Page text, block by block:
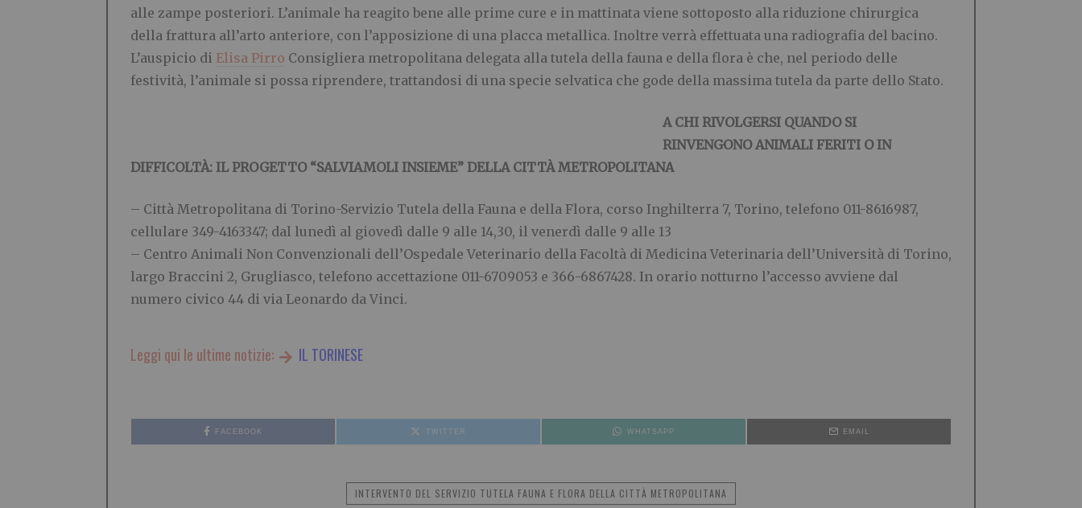
alle zampe posteriori. L’animale ha reagito bene alle prime cure e in mattinata viene sottoposto alla riduzione chirurgica
della frattura all’arto anteriore, con l’apposizione di una placca metallica. Inoltre verrà effettuata una radiografia del bacino.
L’auspicio di Elisa Pirro Consigliera metropolitana delegata alla tutela della fauna e della flora è che, nel periodo delle
festività, l’animale si possa riprendere, trattandosi di una specie selvatica che gode della massima tutela da parte dello Stato.
A CHI RIVOLGERSI QUANDO SI
RINVENGONO ANIMALI FERITI O IN
DIFFICOLTÀ: IL PROGETTO “SALVIAMOLI INSIEME” DELLA CITTÀ METROPOLITANA
– Città Metropolitana di Torino-Servizio Tutela della Fauna e della Flora, corso Inghilterra 7, Torino, telefono 011-8616987,
cellulare 349-4163347; dal lunedì al giovedì dalle 9 alle 14,30, il venerdì dalle 9 alle 13
– Centro Animali Non Convenzionali dell’Ospedale Veterinario della Facoltà di Medicina Veterinaria dell’Università di Torino,
largo Braccini 2, Grugliasco, telefono accettazione 011-6709053 e 366-6867428. In orario notturno l’accesso avviene dal
numero civico 44 di via Leonardo da Vinci.
Leggi qui le ultime notizie: IL TORINESE
FACEBOOK TWITTER WHATSAPP EMAIL
INTERVENTO DEL SERVIZIO TUTELA FAUNA E FLORA DELLA CITTÀ METROPOLITANA